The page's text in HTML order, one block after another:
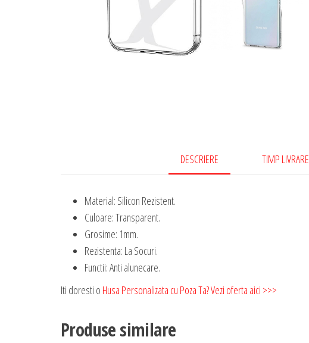
DESCRIERE TIMP LIVRARE
Material: Silicon Rezistent.
Culoare: Transparent.
Grosime: 1mm.
Rezistenta: La Socuri.
Functii: Anti alunecare.
Iti doresti o Husa Personalizata cu Poza Ta? Vezi oferta aici >>>
Produse similare